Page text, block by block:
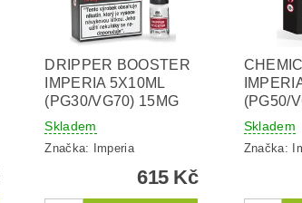
DRIPPER BOOSTER
IMPERIA 5X10ML
(PG30/VG70) 15MG
Skladem
Značka: Imperia
615 Kč
(PG50/
Skladem
Značka: